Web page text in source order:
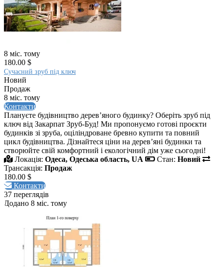
8 міс. тому
180.00 $
Сучасний зруб під ключ
Новий
Продаж
8 міс. тому
Контакти
Плануєте будівництво дерев’яного будинку? Оберіть зруб під
ключ від Закарпат Зруб-Буд! Ми пропонуємо готові проєкти
будинків зі зруба, оціліндроване бревно купити та повний
цикл будівництва. Дізнайтеся ціни на дерев’яні будинки та
створюйте свій комфортний і екологічний дім уже сьогодні!
Локація: Одеса, Одеська область, UA Стан: Новий
Трансакція: Продаж
180.00 $
Контакти
37 переглядів
Додано 8 міс. тому